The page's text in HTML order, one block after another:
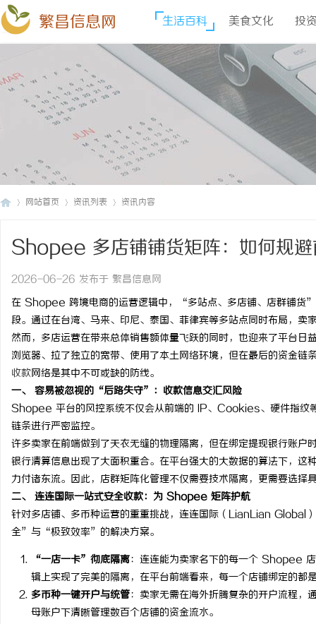
繁昌信息网 生活百科 美食文化 投
网站首页 资讯列表 资讯内容
Shopee 多店铺铺货矩阵：如何规
险？
2026-06-26 发布于 繁昌信息网
在 Shopee 跨境电商的运营逻辑中，“多站点、多店铺、店群铺货
段。通过在台湾、马来、印尼、泰国、菲律宾等多站点同时布局，卖
然而，多店运营在带来总体销售额体量飞跃的同时，也迎来了平台
浏览器、拉了独立的宽带、使用了本土网络环境，但在最后的资金链
收款网络是其中不可或缺的防线。
一、 容易被忽视的“后路失守”：收款信息交汇风险
Shopee 平台的风控系统不仅会从前端的 IP、Cookies、硬件指纹
链条进行严密监控。
许多卖家在前端做到了天衣无缝的物理隔离，但在绑定提现银行账
银行清算信息出现了大面积重合。在平台强大的大数据的算法下，
力付诸东流。因此，店群矩阵化管理不仅需要技术隔离，更需要选择
二、 连连国际一站式安全收款：为 Shopee 矩阵护航
针对多店铺、多币种运营的重重挑战，连连国际（LianLian
全”与“极致效率”的解决方案。
“一店一卡”彻底隔离：连连能为卖家名下的每一个 Shopee
辑上实现了完美的隔离，在平台前端看来，每一个店铺绑定的都
多币种一键开户与统管：卖家无需在海外折腾复杂的开户流程，
母账户下清晰管理数百个店铺的资金流水。